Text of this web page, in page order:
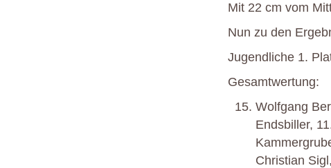
Mit 22 cm vom
Nun zu den
Jugendliche 1.
Gesamtwertung:
Wolfgang
Endsbiller,
Christian